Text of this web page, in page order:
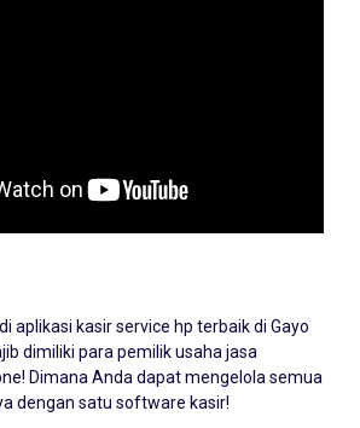
aplikasi kasir service hp terbaik di Gayo
dimiliki para pemilik usaha jasa
Dimana Anda dapat mengelola semua
dengan satu software kasir!